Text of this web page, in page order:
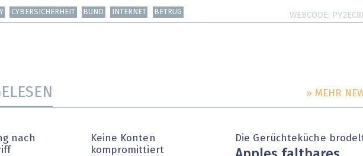
CYBERSICHERHEIT BUND INTERNET BETRUG WEBCODE
» MEHR
nach
Keine Konten
kompromittiert
Die Gerüchteküche